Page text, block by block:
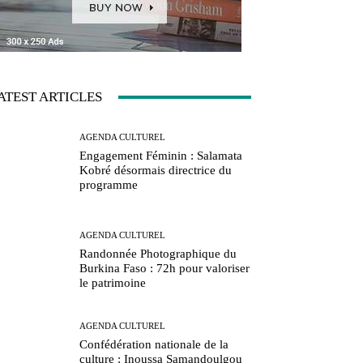
ARTICLES
AGENDA CULTUREL
Engagement Féminin : Salamata
Kobré désormais directrice du
programme
AGENDA CULTUREL
Randonnée Photographique du
Burkina Faso : 72h pour valoriser
le patrimoine
AGENDA CULTUREL
Confédération nationale de la
culture : Inoussa Samandoulgou